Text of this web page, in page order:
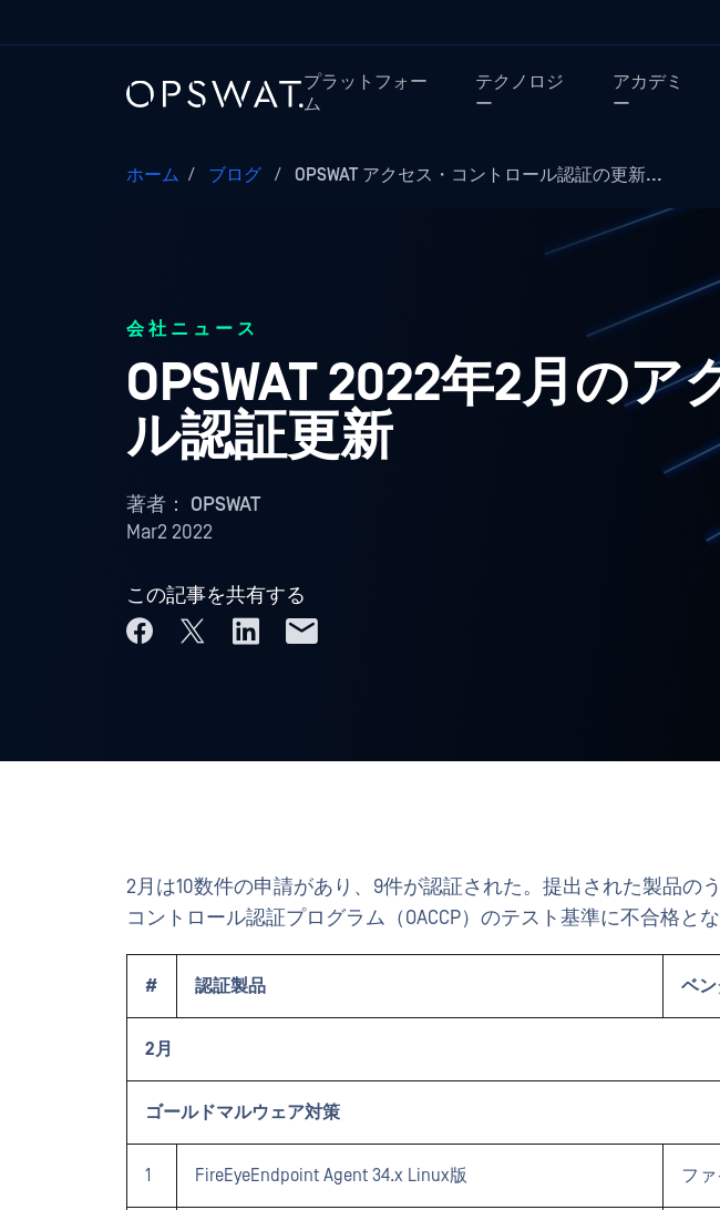
プラットフォー
ム
テクノロジ
ー
アカデミ
ー
ホーム / ブログ / OPSWAT アクセス・コントロール認証の更新...
会社ニュース
OPSWAT 2022年2月の
ル認証更新
著者： OPSWAT
Mar2 2022
この記事を共有する
2月は10数件の申請があり、9件が認証された。提出された製品のう
コントロール認証プログラム（OACCP）のテスト基準に不合格と
# 認証製品 ベン
2月
ゴールドマルウェア対策
1 FireEyeEndpoint Agent 34.x Linux版 フ